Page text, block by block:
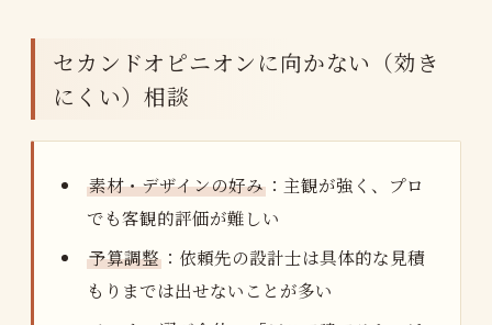
セカンドオピニオンに向かない（効き
にくい）相談
素材・デザインの好み ：主観が強く、プロ
でも客観的評価が難しい
予算調整 ：依頼先の設計士は具体的な見積
もりまでは出せないことが多い